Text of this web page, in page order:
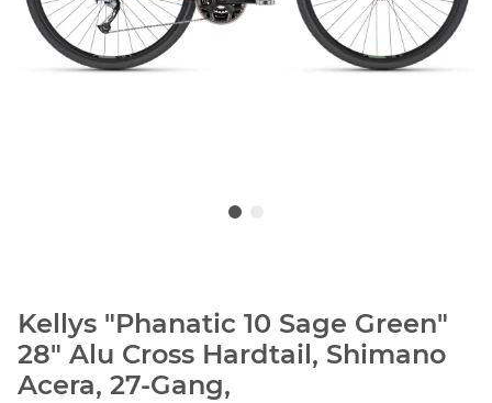
Kellys "Phanatic 10 Sage Green"
28" Alu Cross Hardtail, Shimano
Acera, 27-Gang,